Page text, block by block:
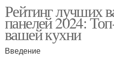
Рейтинг лучших
панелей 2024:
вашей кухни
Введение